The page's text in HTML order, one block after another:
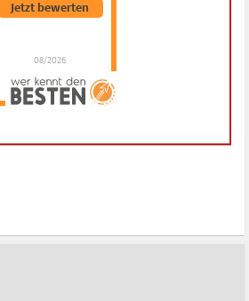
08/2026
Jetzt bewerten
Dr. Hubert Menken
hat4.88 von5
MenkenBewertungen